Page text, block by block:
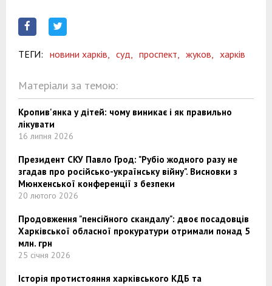
ТЕГИ: новини харків, суд, проспект, жуков, харків
Матеріали за темою:
Кропив'янка у дітей: чому виникає і як правильно
лікувати
16 липня 2026
Президент СКУ Павло Грод: "Рубіо жодного разу не
згадав про російсько-українську війну". Висновки з
Мюнхенської конференції з безпеки
20 лютого 2026
Продовження "пенсійного скандалу": двоє посадовців
Харківської обласної прокуратури отримали понад 5
млн. грн
25 січня 2026
Історія протистояння харківського КДБ та